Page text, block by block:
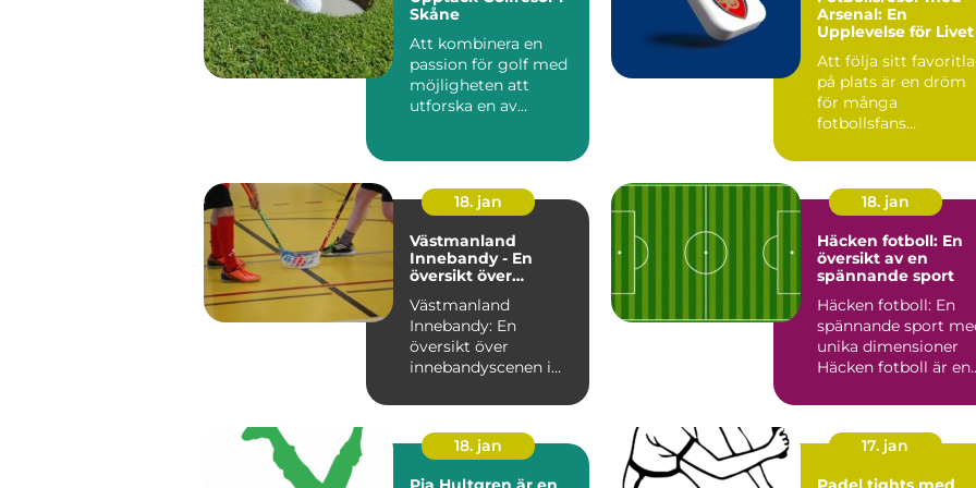
Skåne
Att kombinera en
passion för golf med
möjligheten att
utforska en av
Arsenal: En
Upplevelse för Livet
Att följa sitt
på plats är en dröm
för många
fotbollsfans...
18. jan
Västmanland
Innebandy - En
översikt över
Västmanland
Västmanland
Innebandy: En
översikt över
innebandyscenen i
Västmanland är en
region i Sv...
18. jan
Häcken fotboll: En
översikt av en
spännande sport
Häcken fotboll: En
spännande sport
unika dimensioner
Häcken fotboll är en
kombinerar ...
18. jan
17. jan